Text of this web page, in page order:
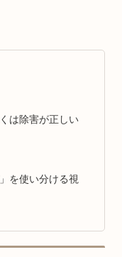
は除害が正しい
を使い分ける視